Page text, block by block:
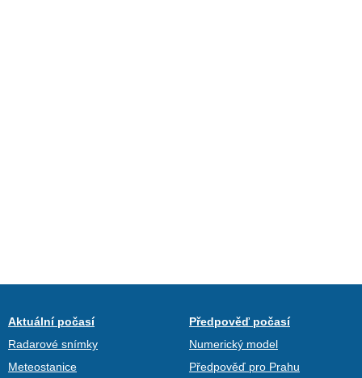
Aktuální počasí
Radarové snímky
Meteostanice
Předpověď počasí
Numerický model
Předpověď pro Prahu